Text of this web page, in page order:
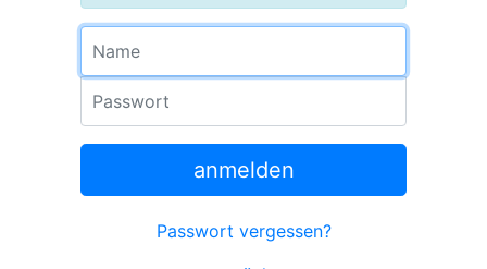
anmelden
Passwort vergessen?